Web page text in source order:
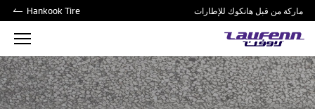
ماركة من قبل هانكوك للإطارات Hankook Tire